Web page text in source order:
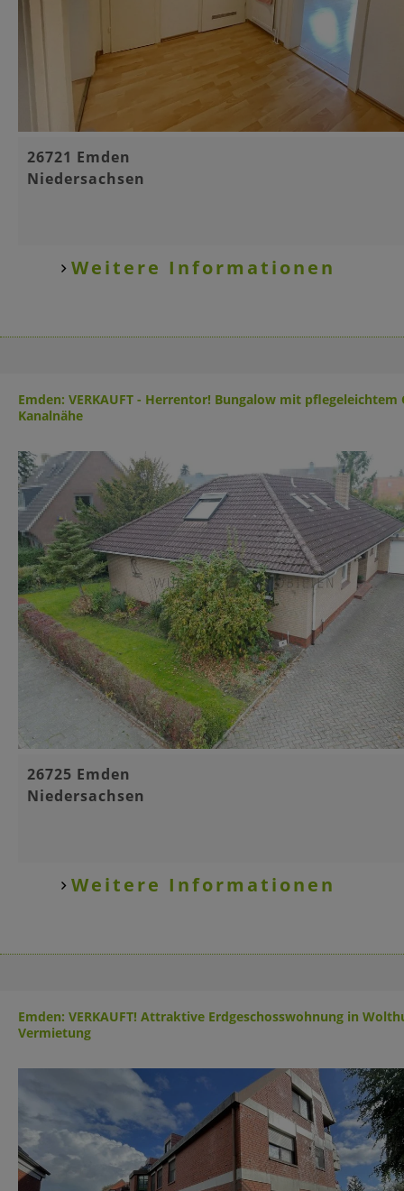
Basisinformationen
26721 Emden
Niedersachsen
Weitere Informationen
Emden: VERKAUFT - Herrentor! Bungalow mit
Kanalnähe
Basisinformationen
26725 Emden
Niedersachsen
Weitere Informationen
Emden: VERKAUFT! Attraktive Erdgeschosswohnung in
Vermietung